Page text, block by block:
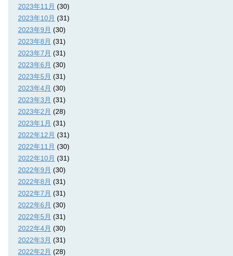
2023年11月 (30)
2023年10月 (31)
2023年9月 (30)
2023年8月 (31)
2023年7月 (31)
2023年6月 (30)
2023年5月 (31)
2023年4月 (30)
2023年3月 (31)
2023年2月 (28)
2023年1月 (31)
2022年12月 (31)
2022年11月 (30)
2022年10月 (31)
2022年9月 (30)
2022年8月 (31)
2022年7月 (31)
2022年6月 (30)
2022年5月 (31)
2022年4月 (30)
2022年3月 (31)
2022年2月 (28)